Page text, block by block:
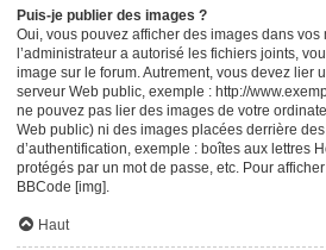
Puis-je publier des images ?
Oui, vous pouvez afficher des images dans vos
l’administrateur a autorisé les fichiers joints,
image sur le forum. Autrement, vous devez lier
serveur Web public, exemple : http://
ne pouvez pas lier des images de votre
Web public) ni des images placées derrière
d’authentification, exemple : boîtes aux lettres
protégés par un mot de passe, etc. Pour
BBCode [img].
Haut